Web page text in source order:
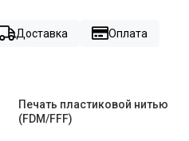
Доставка Оплата
Печать пластиковой нитью
(FDM/FFF)